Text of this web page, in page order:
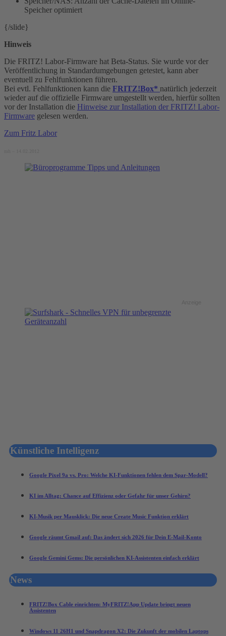
Speicher optimiert
{/slide}
Hinweis
Die FRITZ! Labor-Firmware hat Beta-Status. Sie wurde vor der
Veröffentlichung in Standardumgebungen getestet, kann aber
eventuell zu Fehlfunktionen führen.
Bei evtl. Fehlfunktionen kann die FRITZ!Box* natürlich jederzeit
wieder auf die offizielle Firmware umgestellt werden, hierfür sollten
vor der Installation die Hinweise zur Installation der FRITZ! Labor-
Firmware gelesen werden.
Zum Fritz Labor
Künstliche Intelligenz
Google Pixel 9a vs. Pro: Welche KI-Funktionen fehlen dem Spar-Modell?
KI im Alltag: Chance auf Effizienz oder Gefahr für unser Gehirn?
KI-Musik per Mausklick: Die neue Create Music Funktion erklärt
Google räumt Gmail auf: Das ändert sich 2026 für Dein E-Mail-Konto
Google Gemini Gems: Die persönlichen KI-Assistenten einfach erklärt
News
FRITZ!Box Cable einrichten: MyFRITZ!App Update bringt neuen
Assistenten
Windows 11 26H1 und Snapdragon X2: Die Zukunft der mobilen Laptops